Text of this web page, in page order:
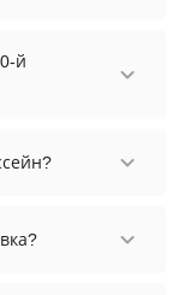
Чтобы
й